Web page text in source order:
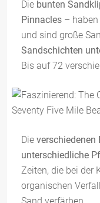
Die bunten
Pinnacles –
und sind große
Sandschichten
Bis auf 72
Die verschiedenen
unterschiedliche
Zeiten, die bei der
organischen